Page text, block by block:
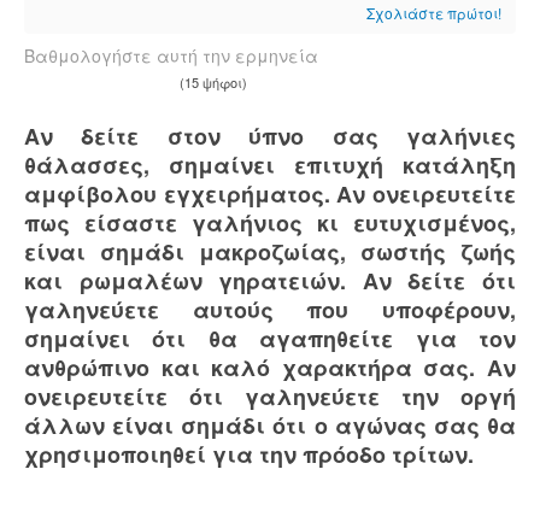
Σχολιάστε πρώτοι!
Βαθμολογήστε αυτή την ερμηνεία
(15 ψήφοι)
Αν δείτε στον ύπνο σας γαλήνιες
θάλασσες, σημαίνει επιτυχή κατάληξη
αμφίβολου εγχειρήματος. Αν ονειρευτείτε
πως είσαστε γαλήνιος κι ευτυχισμένος,
είναι σημάδι μακροζωίας, σωστής ζωής
και ρωμαλέων γηρατειών. Αν δείτε ότι
γαληνεύετε αυτούς που υποφέρουν,
σημαίνει ότι θα αγαπηθείτε για τον
ανθρώπινο και καλό χαρακτήρα σας. Αν
ονειρευτείτε ότι γαληνεύετε την οργή
άλλων είναι σημάδι ότι ο αγώνας σας θα
χρησιμοποιηθεί για την πρόοδο τρίτων.